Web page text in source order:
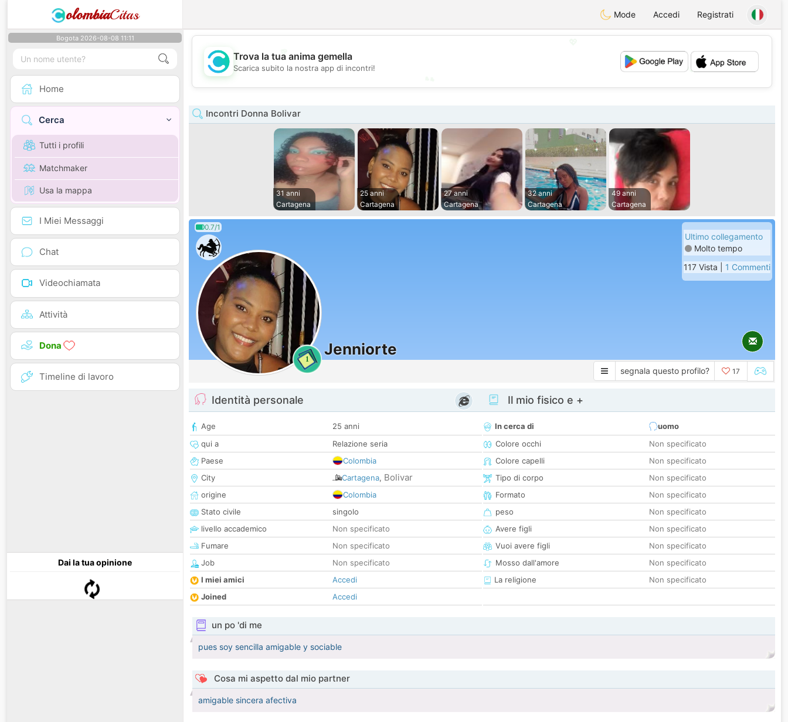
olombiaCitas Mode Accedi Registrati
Bogota 2026-08-08 11:11
Home
Cerca
Tutti i profili
Matchmaker
Usa la mappa
I Miei Messaggi
Chat
Videochiamata
Attività
Dona
Timeline di lavoro
Dai la tua opinione
Trova la tua anima gemella
Scarica subito la nostra app di incontri!
Incontri Donna Bolivar
31 anni
Cartagena
25 anni
Cartagena
27 anni
Cartagena
32 anni
Cartagena
49 anni
Cartagena
0.7/1
1
Jenniorte
Ultimo collegamento
Molto tempo
117 Vista | 1 Commenti
segnala questo profilo? 17
Identità personale
Age
25 anni
qui a
Relazione seria
Paese
Colombia
City
Cartagena, Bolivar
origine
Colombia
Stato civile
singolo
livello accademico
Non specificato
Fumare
Non specificato
Job
Non specificato
I miei amici
Accedi
Joined
Accedi
Il mio fisico e +
In cerca di
uomo
Colore occhi
Non specificato
Colore capelli
Non specificato
Tipo di corpo
Non specificato
Formato
Non specificato
peso
Non specificato
Avere figli
Non specificato
Vuoi avere figli
Non specificato
Mosso dall'amore
Non specificato
La religione
Non specificato
un po 'di me
pues soy sencilla amigable y sociable
Cosa mi aspetto dal mio partner
amigable sincera afectiva